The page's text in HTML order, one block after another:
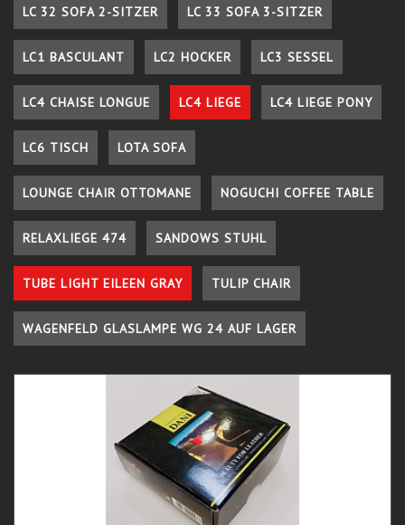
LC 32 SOFA 2-SITZER LC 33 SOFA 3-SITZER
LC1 BASCULANT LC2 HOCKER LC3 SESSEL
LC4 CHAISE LONGUE LC4 LIEGE LC4 LIEGE PONY
LC6 TISCH LOTA SOFA
LOUNGE CHAIR OTTOMANE NOGUCHI COFFEE TABLE
RELAXLIEGE 474 SANDOWS STUHL
TUBE LIGHT EILEEN GRAY TULIP CHAIR
WAGENFELD GLASLAMPE WG 24 AUF LAGER